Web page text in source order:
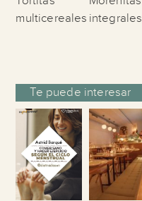
multicereales integrales
Te puede interesar